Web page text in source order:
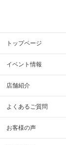
トップページ
イベント情報
店舗紹介
よくあるご質問
お客様の声